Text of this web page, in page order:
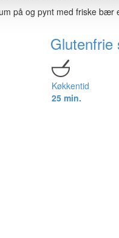
på og pynt med friske bær
Køkkentid
25 min.